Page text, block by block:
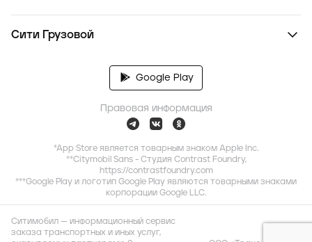
Сити Грузовой
Google Play
Правовая информация
*App Store является товарным знаком Apple Inc.
**Citymobil Sans - Студия Contrast Foundry,
https://contrastfoundry.com
***Google Play и логотип Google Play являются товарными знаками
корпорации Google LLC.
Ситимобил — информационный сервис
заказа транспортных и иных услуг,